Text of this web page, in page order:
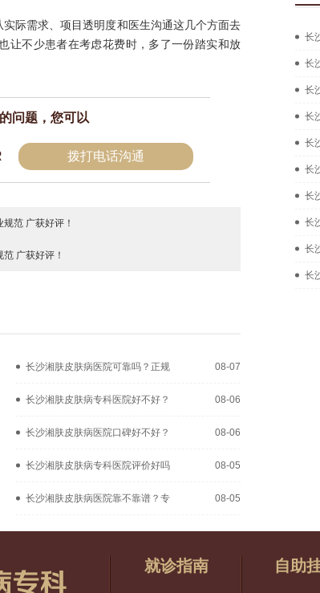
际需求、项目透明度和医生沟通这几个方面去
让不少患者在考虑花费时，多了一份踏实和放
问题，您可以
拨打电话沟通
范 广获好评！
广获好评！
长沙湘肤皮肤病医院可靠吗？正规 08-07
长沙湘肤皮肤病专科医院好不好？ 08-06
长沙湘肤皮肤病医院口碑好不好？ 08-06
长沙湘肤皮肤病专科医院评价好吗 08-05
长沙湘肤皮肤病医院靠不靠谱？专 08-05
长
长
长
长
长
长
长
长
长
长
就诊指南 自助